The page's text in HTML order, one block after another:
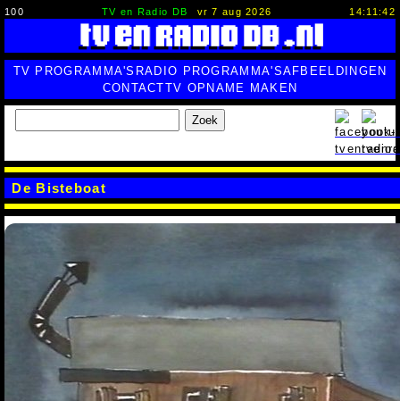
100 TV en Radio DB vr 7 aug 2026 14:11:43
TV PROGRAMMA'S RADIO PROGRAMMA'SAFBEELDINGEN
CONTACTTV OPNAME MAKEN
Zoek
De Bisteboat